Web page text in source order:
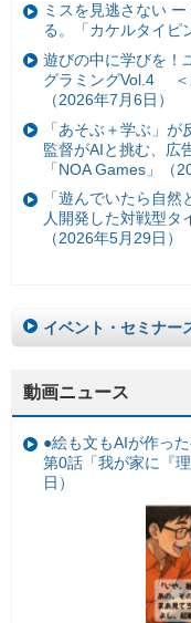
ミスを見逃さない
る。「カケルタイピ
遊びの中に学びを！
グラミングVol.4 ＜
（2026年7月6日）
「あそぶ＋学ぶ」
監督がAIと挑む、広
「NOA Games」（
「遊んでいたら自
人開発した対戦型タ
（2026年5月29日）
イベント・セミナー
動画ニュース
●絵も文もAIが作っ
第0話「我が家に『
日）